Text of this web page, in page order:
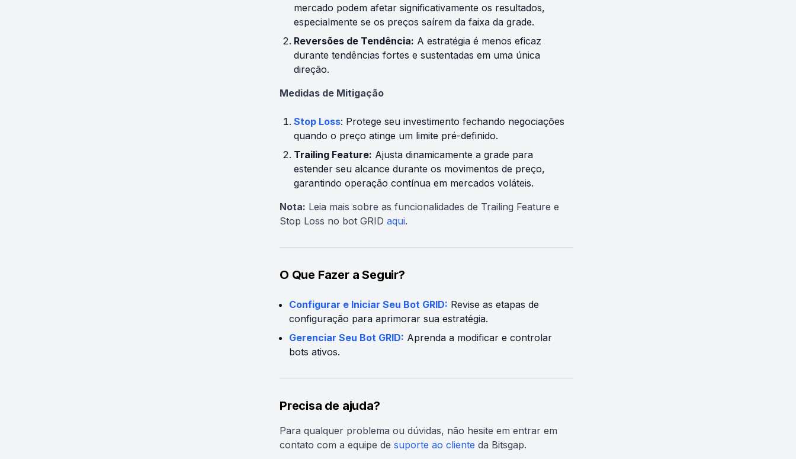
mercado podem afetar significativamente os resultados,
especialmente se os preços saírem da faixa da grade.
Reversões de Tendência: A estratégia é menos eficaz
durante tendências fortes e sustentadas em uma única
direção.
Medidas de Mitigação
Stop Loss: Protege seu investimento fechando negociações
quando o preço atinge um limite pré-definido.
Trailing Feature: Ajusta dinamicamente a grade para
estender seu alcance durante os movimentos de preço,
garantindo operação contínua em mercados voláteis.
Nota: Leia mais sobre as funcionalidades de Trailing Feature e
Stop Loss no bot GRID aqui.
O Que Fazer a Seguir?
Configurar e Iniciar Seu Bot GRID: Revise as etapas de
configuração para aprimorar sua estratégia.
Gerenciar Seu Bot GRID: Aprenda a modificar e controlar
bots ativos.
Precisa de ajuda?
Para qualquer problema ou dúvidas, não hesite em entrar em
contato com a equipe de suporte ao cliente da Bitsgap.